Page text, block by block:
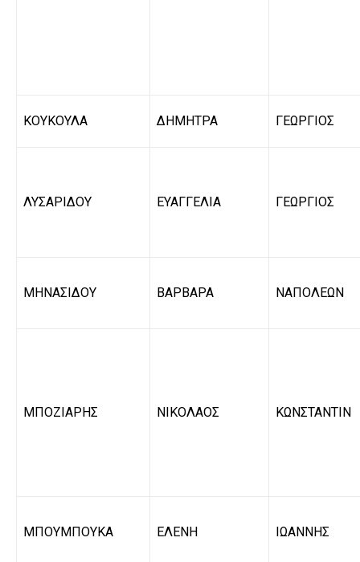
ΚΟΥΚΟΥΛΑ ΔΗΜΗΤΡΑ ΓΕΩΡΓΙΟΣ
ΛΥΣΑΡΙΔΟΥ ΕΥΑΓΓΕΛΙΑ ΓΕΩΡΓΙΟΣ
ΜΗΝΑΣΙΔΟΥ ΒΑΡΒΑΡΑ ΝΑΠΟΛΕΩΝ
ΜΠΟΖΙΑΡΗΣ ΝΙΚΟΛΑΟΣ ΚΩΝΣΤΑΝΤΙΝ
ΜΠΟΥΜΠΟΥΚΑ ΕΛΕΝΗ ΙΩΑΝΝΗΣ